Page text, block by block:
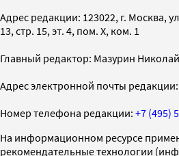
Адрес редакции: 123022, г. Москва,
13, стр. 15, эт. 4, пом. X, ком. 1
Главный редактор: Мазурин
Адрес электронной почты редакции:
Номер телефона редакции: +7 (495)
На информационном ресурсе
рекомендательные технологии